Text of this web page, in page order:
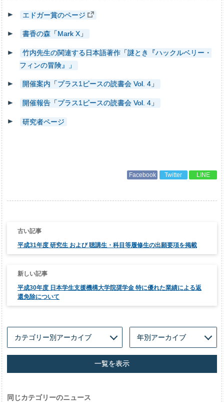
エドガー賞のページ
書香の森「Mark X」
竹内先生の関連する日本語著作「謎とき『ハックルベリー・
フィンの冒険』」
開催案内「プラス1ピースの読書会 Vol. 4」
開催報告「プラス1ピースの読書会 Vol. 4」
研究者ページ
Facebook Twitter LINE
ゲ
平成31年度 研究生 および 聴講生・科目等履修生の出願要項を掲載
平成30年度 日本学生支援機構大学院奨学金 特に優れた業績による返
還免除について
一覧を表示
同じカテゴリーのニュース